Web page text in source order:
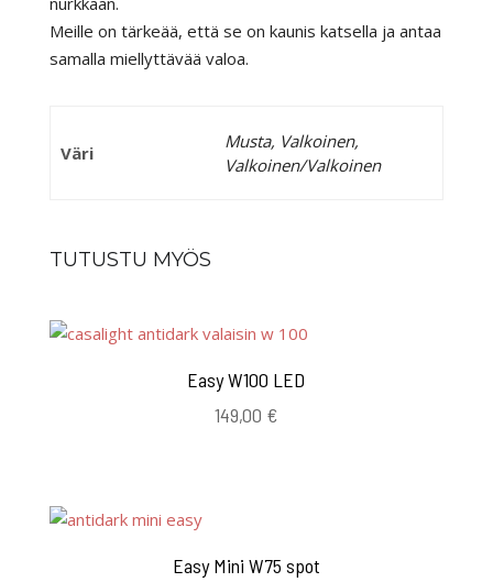
Meille on tärkeää, että se on kaunis katsella ja antaa
samalla miellyttävää valoa.
Väri
Musta, Valkoinen,
Valkoinen/Valkoinen
TUTUSTU MYÖS
Easy W100 LED
149,00 €
Easy Mini W75 spot